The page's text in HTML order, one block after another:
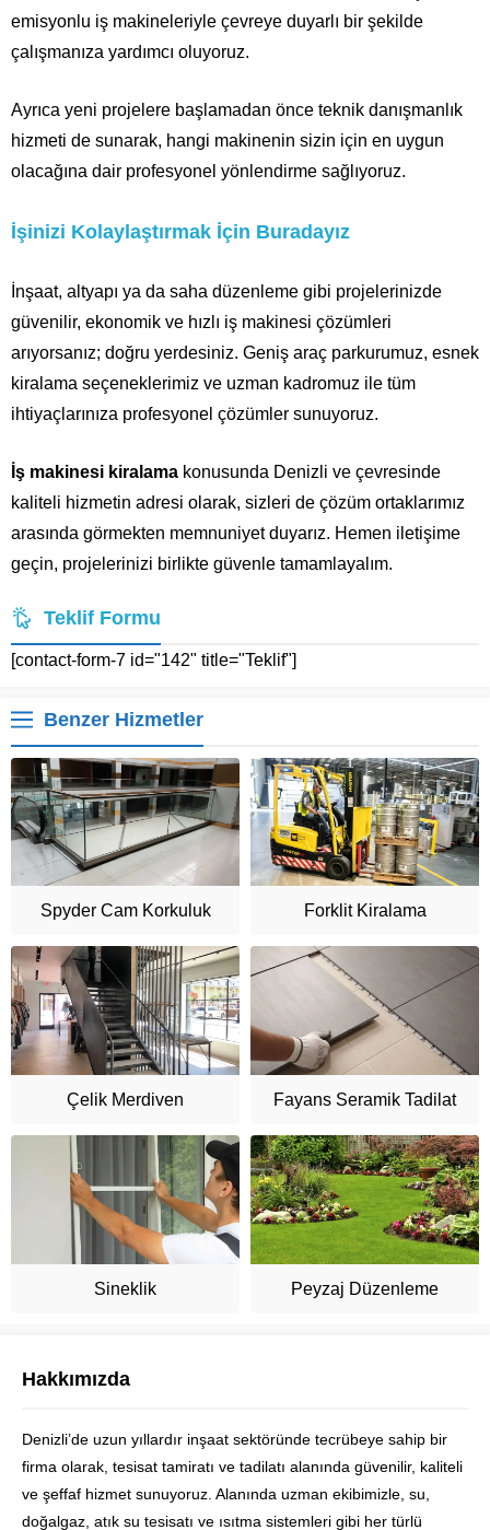
emisyonlu iş makineleriyle çevreye duyarlı bir şekilde
çalışmanıza yardımcı oluyoruz.
Ayrıca yeni projelere başlamadan önce teknik danışmanlık
hizmeti de sunarak, hangi makinenin sizin için en uygun
olacağına dair profesyonel yönlendirme sağlıyoruz.
İşinizi Kolaylaştırmak İçin Buradayız
İnşaat, altyapı ya da saha düzenleme gibi projelerinizde
güvenilir, ekonomik ve hızlı iş makinesi çözümleri
arıyorsanız; doğru yerdesiniz. Geniş araç parkurumuz, esnek
kiralama seçeneklerimiz ve uzman kadromuz ile tüm
ihtiyaçlarınıza profesyonel çözümler sunuyoruz.
İş makinesi kiralama konusunda Denizli ve çevresinde
kaliteli hizmetin adresi olarak, sizleri de çözüm ortaklarımız
arasında görmekten memnuniyet duyarız. Hemen iletişime
geçin, projelerinizi birlikte güvenle tamamlayalım.
Teklif Formu
[contact-form-7 id="142" title="Teklif"]
Benzer Hizmetler
Spyder Cam Korkuluk Forklit Kiralama
Çelik Merdiven Fayans Seramik Tadilat
Sineklik Peyzaj Düzenleme
Hakkımızda
Denizli’de uzun yıllardır inşaat sektöründe tecrübeye sahip bir
firma olarak, tesisat tamiratı ve tadilatı alanında güvenilir, kaliteli
ve şeffaf hizmet sunuyoruz. Alanında uzman ekibimizle, su,
doğalgaz, atık su tesisatı ve ısıtma sistemleri gibi her türlü
Ustam Denizli